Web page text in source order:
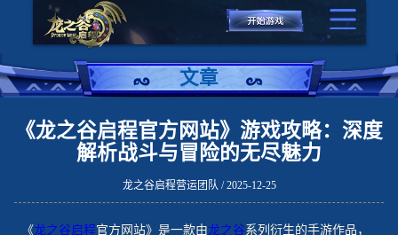
文章
《龙之谷启程官方网站》游戏攻略：深度
解析战斗与冒险的无尽魅力
龙之谷启程营运团队 / 2025-12-25
《龙之谷启程官方网站》是一款由龙之谷系列衍生的手游作品，